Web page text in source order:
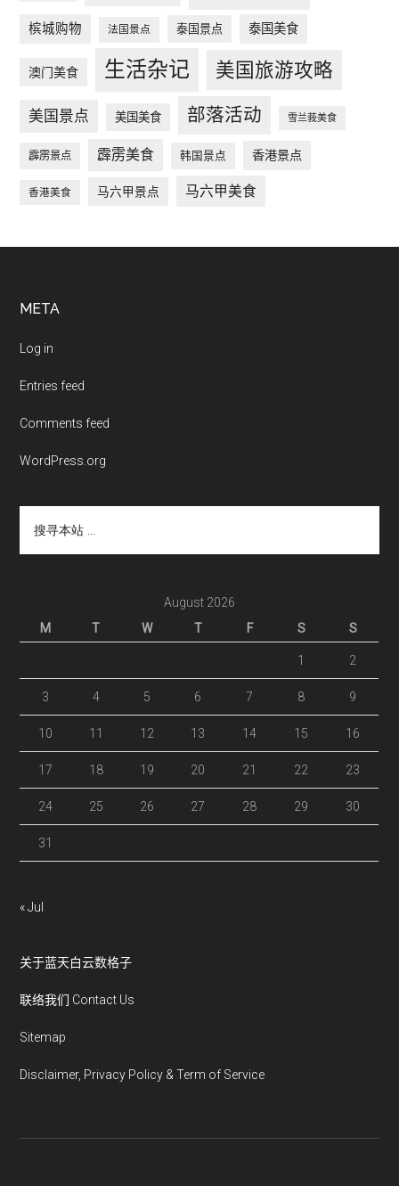
槟城购物 法国景点 泰国景点 泰国美食
澳门美食 生活杂记 美国旅游攻略
美国景点 美国美食 部落活动 雪兰莪美食
霹雳景点 霹雳美食 韩国景点 香港景点
香港美食 马六甲景点 马六甲美食
Footer
META
Log in
Entries feed
Comments feed
WordPress.org
本
August 2026
M
T W T F S S
1 2
3 4 5 6 7 8 9
10 11 12 13 14 15 16
17 18 19 20 21 22 23
24 25 26 27 28 29 30
31
« Jul
关于蓝天白云数格子
联络我们 Contact Us
Sitemap
Disclaimer, Privacy Policy & Term of Service